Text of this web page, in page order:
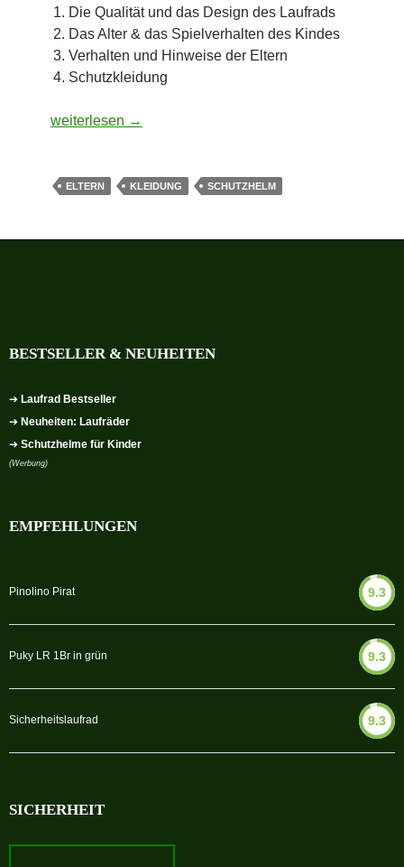
Die Qualität und das Design des Laufrads
Das Alter & das Spielverhalten des Kindes
Verhalten und Hinweise der Eltern
Schutzkleidung
Sicherheit: was bei einem Laufrad zu beachten ist
weiterlesen →
ELTERN KLEIDUNG SCHUTZHELM
BESTSELLER & NEUHEITEN
➔ Laufrad Bestseller
➔ Neuheiten: Laufräder
➔ Schutzhelme für Kinder
(Werbung)
EMPFEHLUNGEN
Pinolino Pirat 9.3
Puky LR 1Br in grün 9.3
Sicherheitslaufrad 9.3
SICHERHEIT